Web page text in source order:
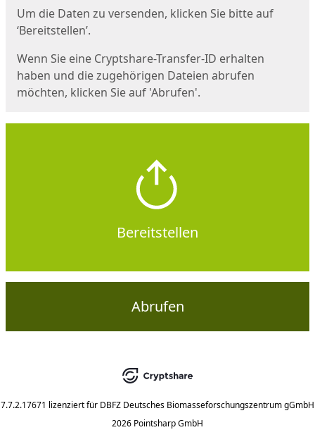
Um die Daten zu versenden, klicken Sie bitte auf
‘Bereitstellen’.
Wenn Sie eine Cryptshare-Transfer-ID erhalten
haben und die zugehörigen Dateien abrufen
möchten, klicken Sie auf 'Abrufen'.
Bereitstellen
Abrufen
7.7.2.17671 lizenziert für DBFZ Deutsches Biomasseforschungszentrum gGmbH
2026 Pointsharp GmbH